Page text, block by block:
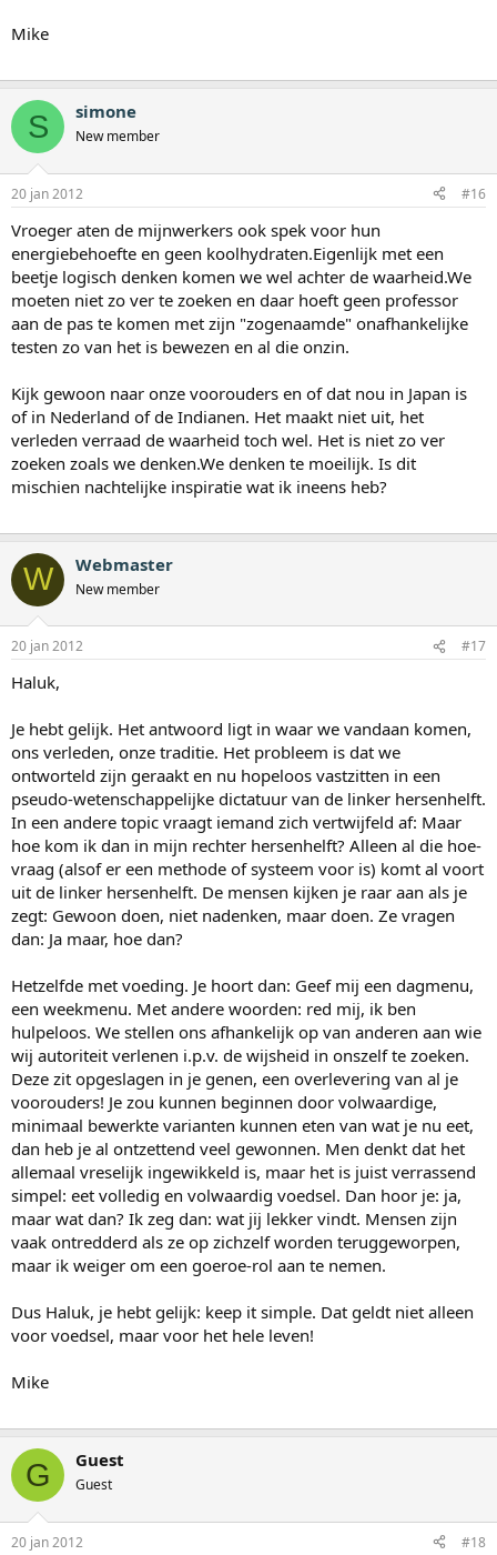
Mike
S simone
New member
20 jan 2012 #16
Vroeger aten de mijnwerkers ook spek voor hun
energiebehoefte en geen koolhydraten.Eigenlijk met een
beetje logisch denken komen we wel achter de waarheid.We
moeten niet zo ver te zoeken en daar hoeft geen professor
aan de pas te komen met zijn "zogenaamde" onafhankelijke
testen zo van het is bewezen en al die onzin.
Kijk gewoon naar onze voorouders en of dat nou in Japan is
of in Nederland of de Indianen. Het maakt niet uit, het
verleden verraad de waarheid toch wel. Het is niet zo ver
zoeken zoals we denken.We denken te moeilijk. Is dit
mischien nachtelijke inspiratie wat ik ineens heb?
W Webmaster
New member
20 jan 2012 #17
Haluk,
Je hebt gelijk. Het antwoord ligt in waar we vandaan komen,
ons verleden, onze traditie. Het probleem is dat we
ontworteld zijn geraakt en nu hopeloos vastzitten in een
pseudo-wetenschappelijke dictatuur van de linker hersenhelft.
In een andere topic vraagt iemand zich vertwijfeld af: Maar
hoe kom ik dan in mijn rechter hersenhelft? Alleen al die hoe-
vraag (alsof er een methode of systeem voor is) komt al voort
uit de linker hersenhelft. De mensen kijken je raar aan als je
zegt: Gewoon doen, niet nadenken, maar doen. Ze vragen
dan: Ja maar, hoe dan?
Hetzelfde met voeding. Je hoort dan: Geef mij een dagmenu,
een weekmenu. Met andere woorden: red mij, ik ben
hulpeloos. We stellen ons afhankelijk op van anderen aan wie
wij autoriteit verlenen i.p.v. de wijsheid in onszelf te zoeken.
Deze zit opgeslagen in je genen, een overlevering van al je
voorouders! Je zou kunnen beginnen door volwaardige,
minimaal bewerkte varianten kunnen eten van wat je nu eet,
dan heb je al ontzettend veel gewonnen. Men denkt dat het
allemaal vreselijk ingewikkeld is, maar het is juist verrassend
simpel: eet volledig en volwaardig voedsel. Dan hoor je: ja,
maar wat dan? Ik zeg dan: wat jij lekker vindt. Mensen zijn
vaak ontredderd als ze op zichzelf worden teruggeworpen,
maar ik weiger om een goeroe-rol aan te nemen.
Dus Haluk, je hebt gelijk: keep it simple. Dat geldt niet alleen
voor voedsel, maar voor het hele leven!
Mike
G Guest
Guest
20 jan 2012 #18